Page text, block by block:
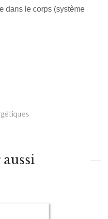
dans le corps (système